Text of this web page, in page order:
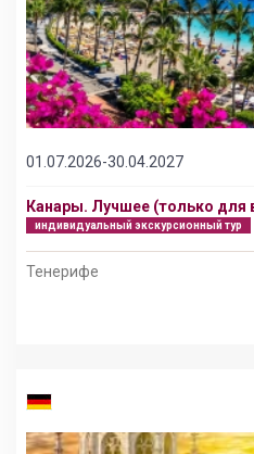
01.07.2026-30.04.2027
Канары. Лучшее (только для
индивидуальный экскурсионный тур
Тенерифе